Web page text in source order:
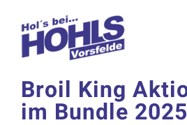
Inhalt
springen
Broil King
im Bundle 2025